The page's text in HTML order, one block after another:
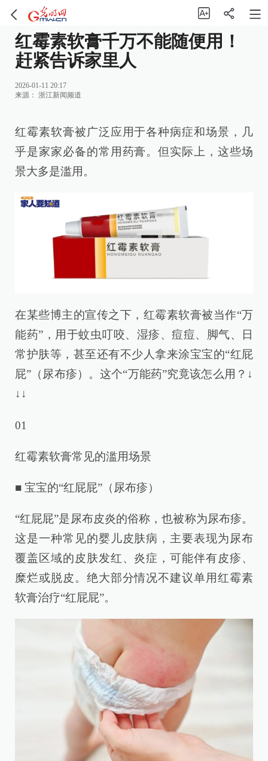
红霉素软膏千万不能随便用！
赶紧告诉家里人
2026-01-11 20:17
来源： 浙江新闻频道
红霉素软膏被广泛应用于各种病症和场景，几
乎是家家必备的常用药膏。但实际上，这些场
景大多是滥用。
在某些博主的宣传之下，红霉素软膏被当作“万
能药”，用于蚊虫叮咬、湿疹、痘痘、脚气、日
常护肤等，甚至还有不少人拿来涂宝宝的“红屁
屁”（尿布疹）。这个“万能药”究竟该怎么用？↓
↓↓
01
红霉素软膏常见的滥用场景
■ 宝宝的“红屁屁”（尿布疹）
“红屁屁”是尿布皮炎的俗称，也被称为尿布疹。
这是一种常见的婴儿皮肤病，主要表现为尿布
覆盖区域的皮肤发红、炎症，可能伴有皮疹、
糜烂或脱皮。绝大部分情况不建议单用红霉素
软膏治疗“红屁屁”。